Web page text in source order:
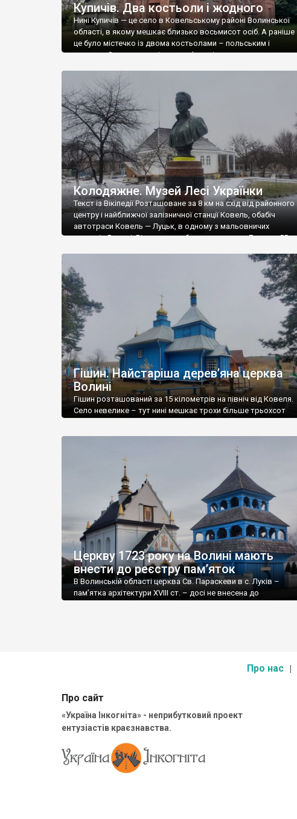
Купичів. Два костьоли і жодного
Нині Купичів — це село в Ковельському районі Волинської
області, в якому мешкає близько восьмисот осіб. А раніше
це було містечко із двома костьолами – польським і
чеським. Зараз жоден із них не функціонує як римо-
церква упц мп (2021 р.), а другий, який був у радянські часи
млином, нині […]
Колодяжне. Музей Лесі Українки
Текст із Вікіпедії Розташоване за 8 км на схід від районного
центру і найближчої залізничної станції Ковель, обабіч
автотраси Ковель — Луцьк, в одному з мальовничих
куточків Волині. Від села до обласного центру Луцьк — 55
до стародавніх слов’янських поселень. Відомо, що це село
існувало, ще в XII […]
Гішин. Найстаріша дерев’яна церква
Волині
Гішин розташований за 15 кілометрів на північ від Ковеля.
Село невелике – тут нині мешкає трохи більше трьохсот
зазначають, що храм побудований без жодного цвяха, але
хочемо зазначити, що у будівництві дерев’яних храмів цвяхи
взагалі використовувались рідко – в давні […]
Церкву 1723 року на Волині мають
внести до реєстру пам’яток
В Волинській області церква Св. Параскеви в с. Луків –
пам’ятка архітектури ХVІІІ ст. – досі не внесена до
Про нас
Про сайт
«Україна Інкогніта» - неприбутковий проект
ентузіастів краєзнавства.